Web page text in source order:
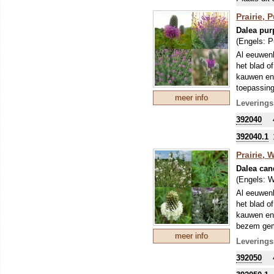
meer info
Prairie,
Dalea
(Engels:
Al
het blad
kauwen
Ondanks
Noord-
diep! Het
50-90
Dit soort
grond. Als
deze
voor het
Om uw
zo'n
392040
392040.1
meer info
Prairie,
Dalea
(Engels:
Al
het blad
kauwen
bezem
afkooksel
Ondanks
Noord-
diep! Het
392050